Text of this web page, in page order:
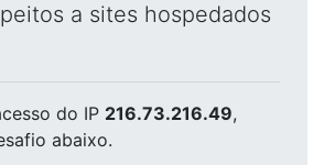
a sites hospedados
do IP 216.73.216.49,
abaixo.